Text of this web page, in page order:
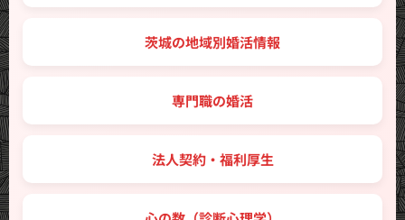
🗾 茨城の地域別婚活情報
💼 専門職の婚活
🤝 法人契約・福利厚生